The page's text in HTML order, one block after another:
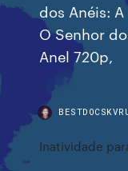
dos Anéis:
O Senhor
Anel 720p,
Inatividade